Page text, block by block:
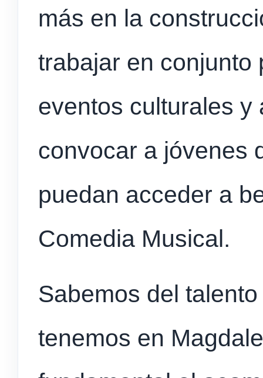
más en la
trabajar en conjunto
eventos culturales y
convocar a jóvenes
puedan acceder a
Comedia Musical.
Sabemos del
tenemos en